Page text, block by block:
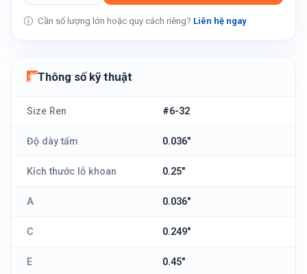
Cần số lượng lớn hoặc quy cách riêng? Liên hệ ngay
Thông số kỹ thuật
Size Ren #6-32
Độ dày tấm 0.036"
Kích thước lỗ khoan 0.25"
A 0.036"
C 0.249"
E 0.45"